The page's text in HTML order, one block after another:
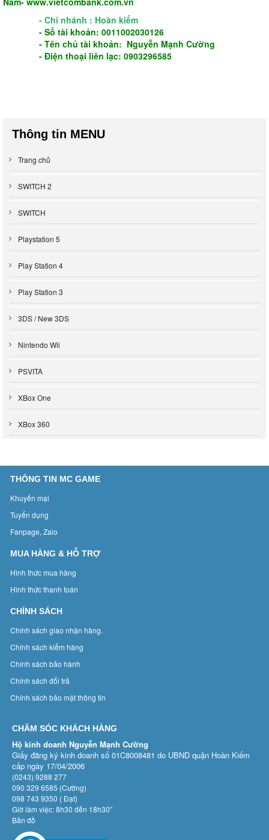
- Chi nhánh : Hoàn kiếm
- Số tài khoản: 0011002030126
- Tên chủ tài khoản: Nguyễn Mạnh Cường
- Điện thoại liên lạc: 0903296585
Thông tin MENU
Trang chủ
SWITCH 2
SWITCH
Playstation 5
Play Station 4
Play Station 3
3DS / New 3DS
Nintendo Wii
PSVITA
XBox One
XBox 360
THÔNG TIN MC GAME
Khuyến mại
Tuyển dụng
Fanpage, Zalo
MUA HÀNG & HỖ TRỢ
Hình thức mua hàng
Hình thức thanh toán
CHÍNH SÁCH
Chính sách giao nhận hàng.
Chính sách kiểm hàng
Chính sách bảo hành
Chính sách đổi trả
Chính sách bảo mật thông tin
CHĂM SÓC KHÁCH HÀNG
Hộ kinh doanh Nguyễn Mạnh Cường
Giấy đăng ký kinh doanh số 01C8008481 do UBND quận Hoàn Kiếm
cấp ngày 17/04/2006
(0243) 9288 277
090 329 6585 (Cường)
098 743 9350 ( Đạt)
Giờ làm việc: 8h30 đến 18h30”
Bản đồ